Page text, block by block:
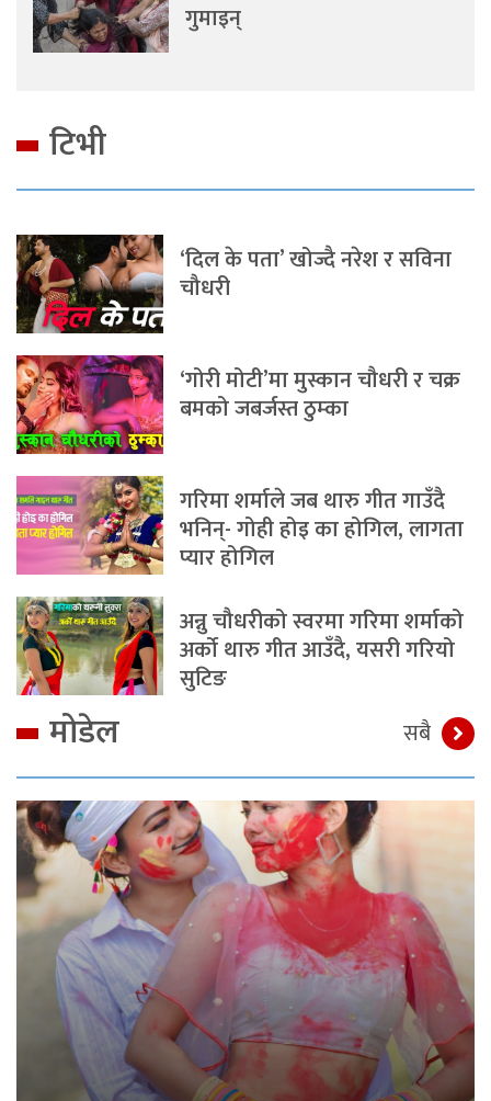
गुमाइन्
टिभी
‘दिल के पता’ खोज्दै नरेश र सविना
चौधरी
‘गोरी मोटी’मा मुस्कान चौधरी र चक्र
बमको जबर्जस्त ठुम्का
गरिमा शर्माले जब थारु गीत गाउँदै
भनिन्- गोही होइ का होगिल, लागता
प्यार होगिल
अन्नु चौधरीको स्वरमा गरिमा शर्माको
अर्को थारु गीत आउँदै, यसरी गरियो
सुटिङ
मोडेल सबै